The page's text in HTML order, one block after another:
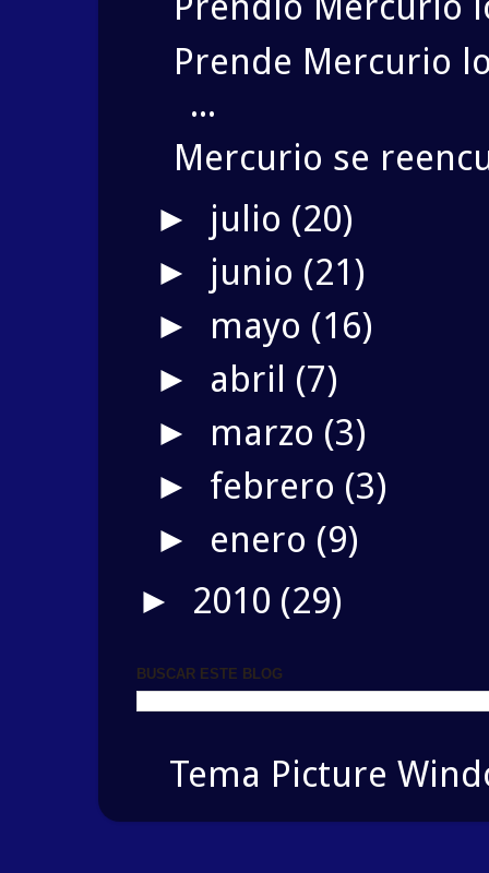
Prende Mercurio
...
Mercurio se
► julio (20)
► junio (21)
► mayo (16)
► abril (7)
► marzo (3)
► febrero (3)
► enero (9)
► 2010 (29)
BUSCAR ESTE BLOG
Tema Picture